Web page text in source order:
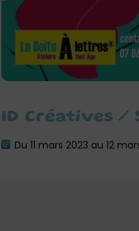
ID Créatives /
Du 11 mars 2023 au 12